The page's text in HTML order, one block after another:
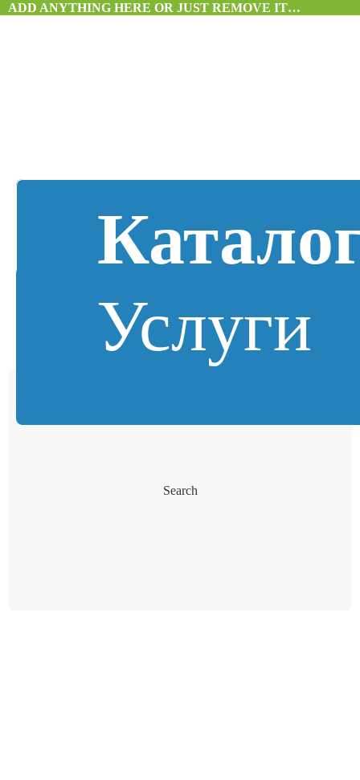
ADD ANYTHING HERE OR JUST REMOVE IT…
Услуги
Search